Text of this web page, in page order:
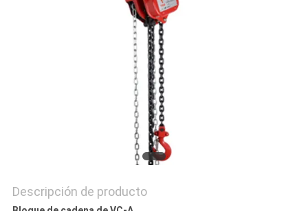
Descripción de producto